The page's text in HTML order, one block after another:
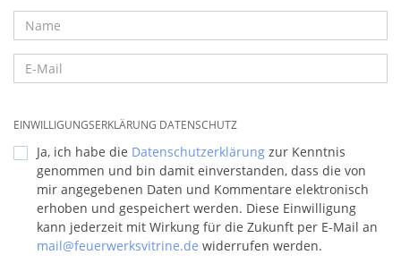
EINWILLIGUNGSERKLÄRUNG DATENSCHUTZ
Ja, ich habe die Datenschutzerklärung zur Kenntnis
genommen und bin damit einverstanden, dass die von
mir angegebenen Daten und Kommentare elektronisch
erhoben und gespeichert werden. Diese Einwilligung
kann jederzeit mit Wirkung für die Zukunft per E-Mail an
mail@feuerwerksvitrine.de widerrufen werden.